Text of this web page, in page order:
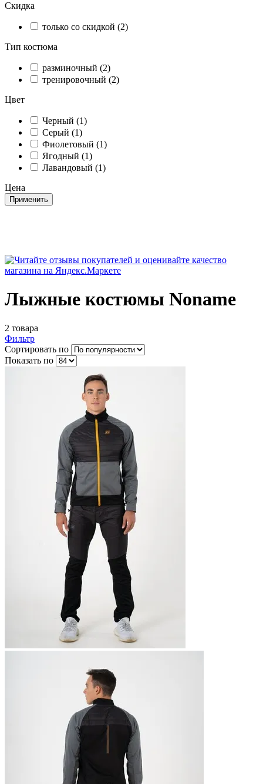
Скидка
только со скидкой (2)
Тип костюма
разминочный (2)
тренировочный (2)
Цвет
Черный (1)
Серый (1)
Фиолетовый (1)
Ягодный (1)
Лавандовый (1)
Цена
Применить
Лыжные костюмы Noname
2 товара
Фильтр
Сортировать по
Показать по